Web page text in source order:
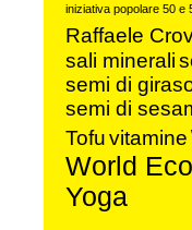
iniziativa popolare 50 e
Raffaele
sali minerali
semi di
semi di
Tofuvitamine
World
Yoga